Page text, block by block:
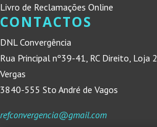
Livro de Reclamações Online
CONTACTOS
DNL Convergência
Rua Principal nº39-41, RC Direito, Loja 2
Vergas
3840-555 Sto André de Vagos
refconvergencia@gmail.com